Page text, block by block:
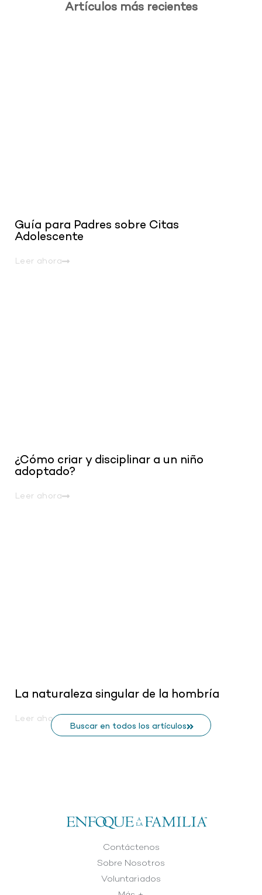
Artículos más recientes
Guía para Padres sobre Citas
Adolescente
Leer ahora
¿Cómo criar y disciplinar a un niño
adoptado?
Leer ahora
La naturaleza singular de la hombría
Leer ahora
Buscar en todos los artículos
Contáctenos
Sobre Nosotros
Voluntariados